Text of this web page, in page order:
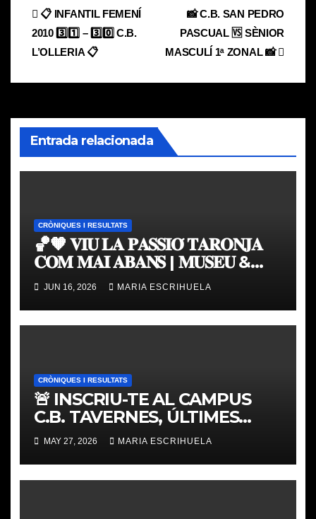
Navegación
de
entradas
📸 C.B. SAN PEDRO
PASCUAL 🆚 SÈNIOR
MASCULÍ 1ᵃ ZONAL 📸
📋 INFANTIL FEMENÍ
2010 3️⃣1️⃣ – 3️⃣0️⃣ C.B.
L’OLLERIA 📋
Entrada relacionada
CRÒNIQUES I RESULTATS
🏀🧡 𝐕𝐈𝐔 𝐋𝐀 𝐏𝐀𝐒𝐒𝐈𝐎́ 𝐓𝐀𝐑𝐎𝐍𝐉𝐀
𝐂𝐎𝐌 𝐌𝐀𝐈 𝐀𝐁𝐀𝐍𝐒 | 𝐌𝐔𝐒𝐄𝐔 &
𝐓𝐎𝐔𝐑 𝐕𝐀𝐋𝐄𝐍𝐂𝐈𝐀 𝐁𝐀𝐒𝐊𝐄𝐓
JUN 16, 2026 MARIA ESCRIHUELA
CRÒNIQUES I RESULTATS
🚨 INSCRIU-TE AL CAMPUS
C.B. TAVERNES, ÚLTIMES
PLACES
MAY 27, 2026 MARIA ESCRIHUELA